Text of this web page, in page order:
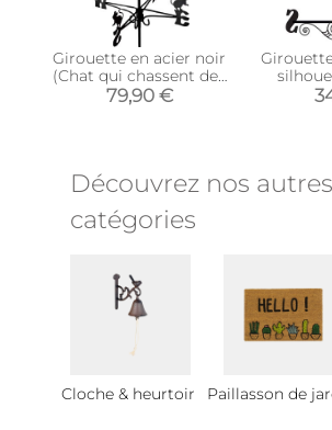
Girouette en acier noir
(Chat qui chassent des
souris)
79,90 €
Découvrez nos autres
catégories
Cloche & heurtoir Paillasson de